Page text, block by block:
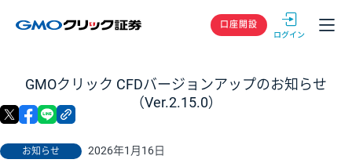
GMOクリック
口座開設
GMOクリック CFDバージョンアップのお知らせ
（Ver.2.15.0）
お知らせ 2026年1月16日
X facebook